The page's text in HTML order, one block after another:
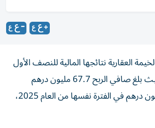
العقارية نتائجها المالية للنصف الأول
من العام 2026، حيث بلغ صافي الربح 67.7 مليون درهم
مقارنة بـ160.9 مليون درهم في الفترة نفسها من العام 2025،